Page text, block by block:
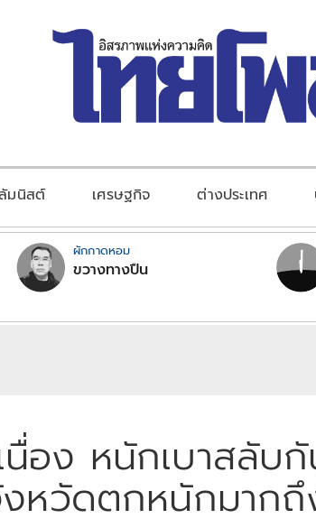
มนิสต์ เศรษฐกิจ ต่างประเทศ
ผักกาดหอม
ขวางทางปืน
อง หนักเบาสลับกั
หวัดตกหนักมาก